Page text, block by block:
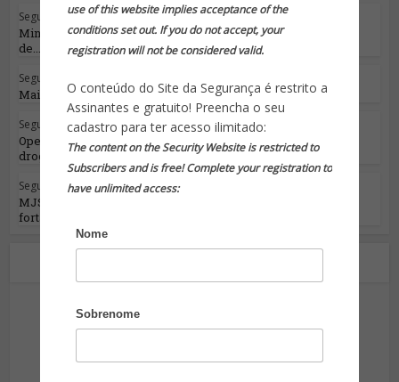
use of this website implies acceptance of the
conditions set out. If you do not accept, your
registration will not be considered valid.
O conteúdo do Site da Segurança é restrito a
Assinantes e gratuito! Preencha o seu
cadastro para ter acesso ilimitado:
The content on the Security Website is restricted to
Subscribers and is free! Complete your registration to
have unlimited access:
Nome
Sobrenome
Segurança Pública
Ministro da Justiça lança Programa Nacional
de...
Segurança Pública
Mais um episódio da ‘guerra’ do RJ
Segurança Pública
Operação Hórus apreende 43 toneladas de
drogas e causa...
Segurança Pública
MJSP e GSI discutem medidas de
fortalecimento de...